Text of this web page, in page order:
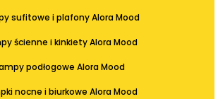
sufitowe i plafony Alora Mood
ścienne i kinkiety Alora Mood
podłogowe Alora Mood
nocne i biurkowe Alora Mood